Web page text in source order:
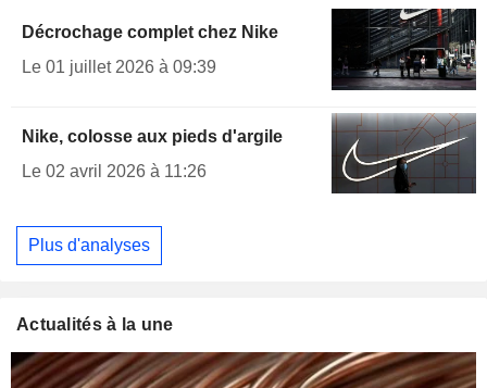
Décrochage complet chez Nike
Le 01 juillet 2026 à 09:39
Nike, colosse aux pieds d'argile
Le 02 avril 2026 à 11:26
Plus d'analyses
Actualités à la une